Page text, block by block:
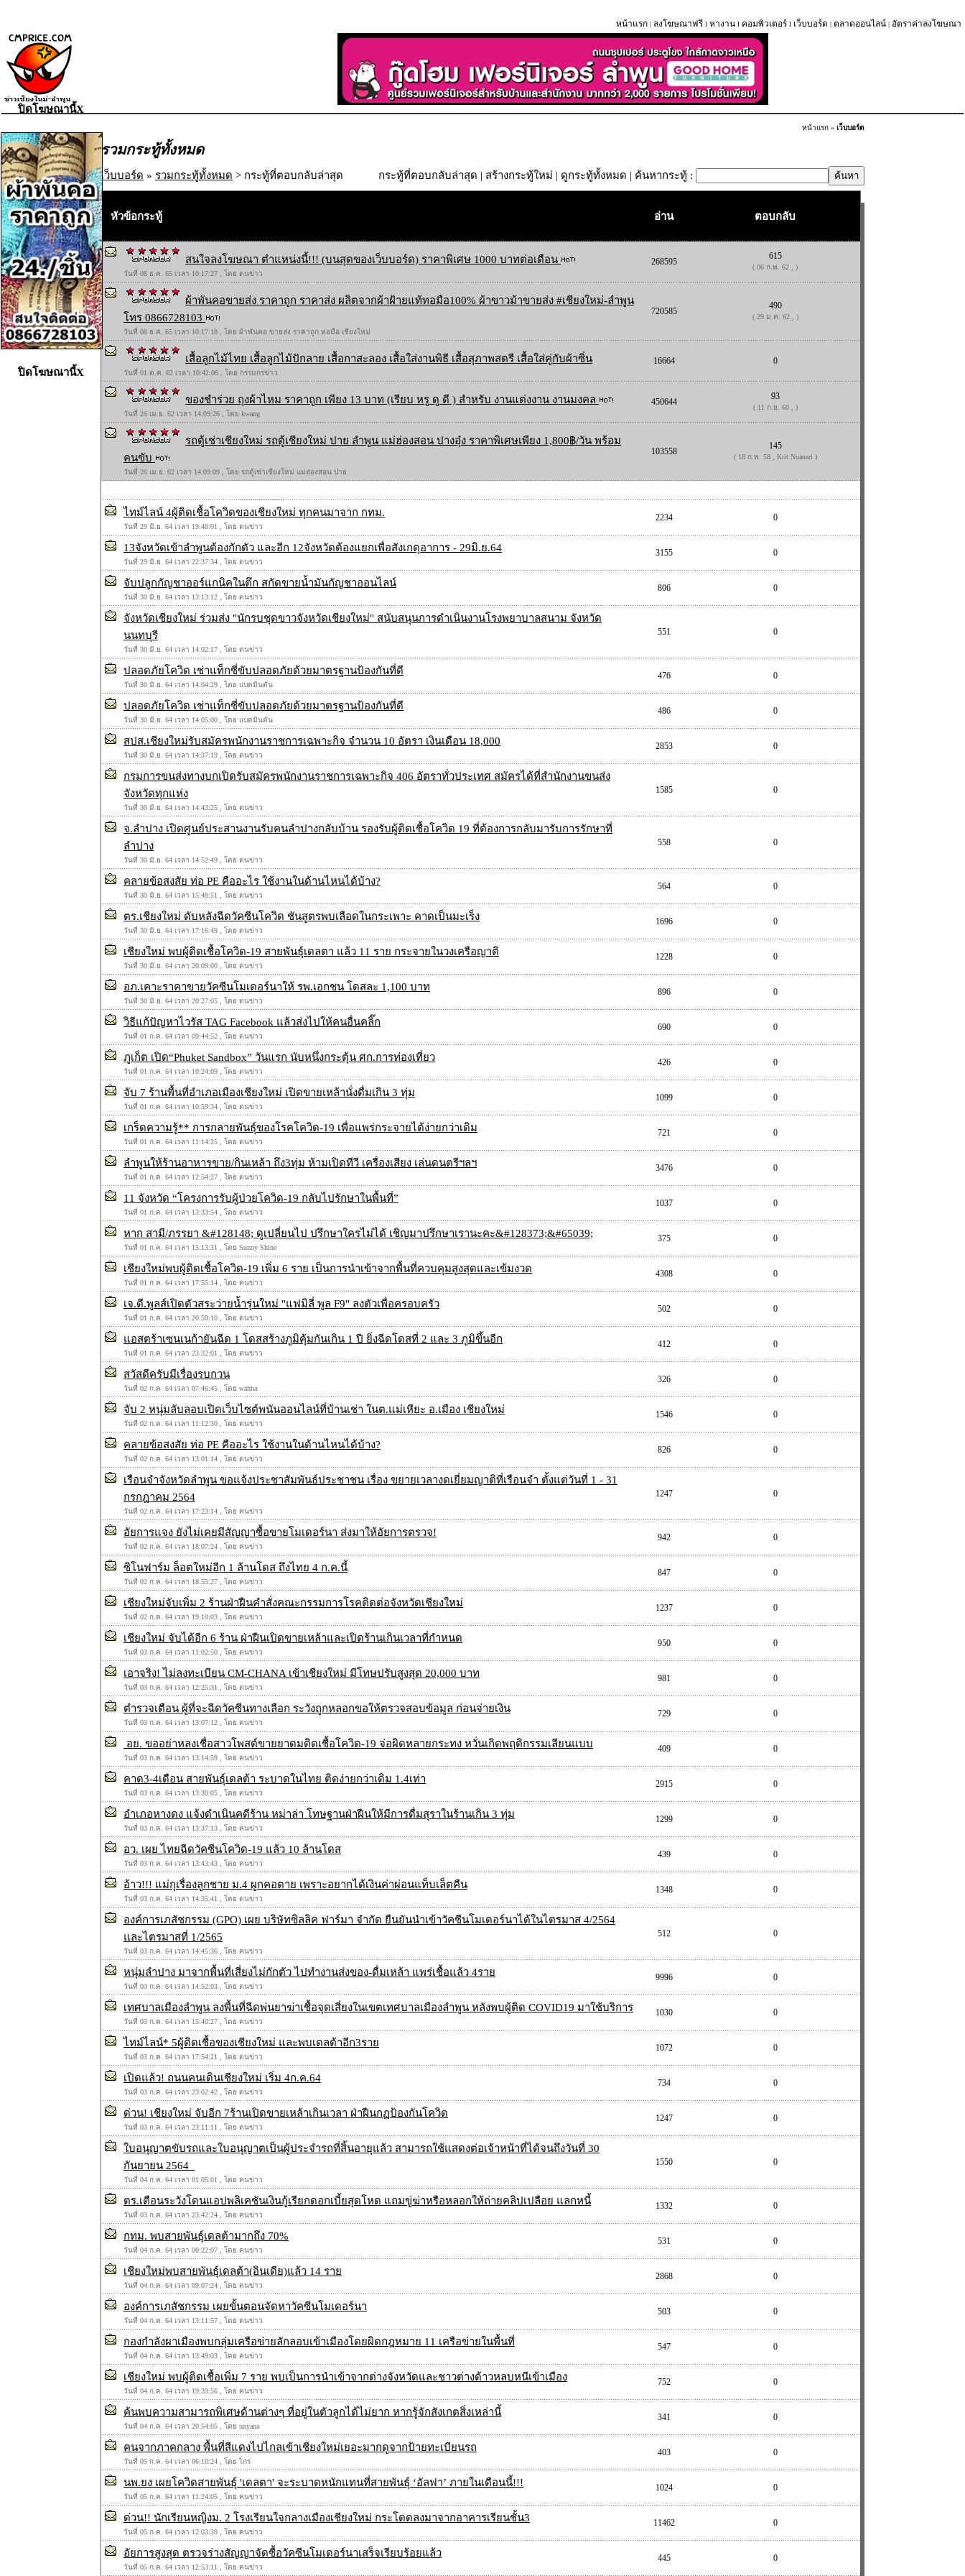
หน้าแรก | ลงโฆษณาฟรี l หางาน l คอมพิวเตอร์ l เว็บบอร์ด | ตลาดออนไลน์ | อัตราค่าลงโฆษณา
หน้าแรก » เว็บบอร์ด
รวมกระทู้ทั้งหมด
เว็บบอร์ด » รวมกระทู้ทั้งหมด > กระทู้ที่ตอบกลับล่าสุด กระทู้ที่ตอบกลับล่าสุด | สร้างกระทู้ใหม่ | ดูกระทู้ทั้งหมด | ค้นหากระทู้ :
หัวข้อกระทู้ อ่าน ตอบกลับ
สนใจลงโฆษณา ตำแหน่งนี้!!! (บนสุดของเว็บบอร์ด) ราคาพิเศษ 1000 บาทต่อเดือน
วันที่ 08 ธ.ค. 65 เวลา 10:17:27 , โดย ตนข่าว
268595
615
( 06 ก.พ. 62 , )
ผ้าพันคอขายส่ง ราคาถูก ราคาส่ง ผลิตจากผ้าฝ้ายแท้ทอมือ100% ผ้าขาวม้าขายส่ง #เชียงใหม่-ลำพูน
โทร 0866728103
วันที่ 08 ธ.ค. 65 เวลา 10:17:18 , โดย ผ้าพันคอ ขายส่ง ราคาถูก ทอมือ เชียงใหม่
720585
490
( 29 ม.ค. 62 , )
เสื้อลูกไม้ไทย เสื้อลูกไม้ปักลาย เสื้อกาสะลอง เสื้อใส่งานพิธี เสื้อสุภาพสตรี เสื้อใส่คู่กับผ้าซิ่น
วันที่ 01 ต.ค. 62 เวลา 10:42:06 , โดย กรรมกรข่าว
16664 0
ของชำร่วย ถุงผ้าไหม ราคาถูก เพียง 13 บาท (เรียบ หรู ดู ดี ) สำหรับ งานแต่งงาน งานมงคล
วันที่ 26 เม.ย. 62 เวลา 14:09:26 , โดย kwang
450644
93
( 11 ก.ย. 60 , )
รถตู้เช่าเชียงใหม่ รถตู้เชียงใหม่ ปาย ลำพูน แม่ฮ่องสอน ปางอุ๋ง ราคาพิเศษเพียง 1,800฿/วัน พร้อม
คนขับ
วันที่ 26 เม.ย. 62 เวลา 14:09:09 , โดย รถตู้เช่าเชียงใหม่ แม่ฮ่องสอน ปาย
103558
145
( 18 ก.พ. 58 , Krit Nuansri )
ไทม์ไลน์ 4ผู้ติดเชื้อโควิดของเชียงใหม่ ทุกคนมาจาก กทม.
วันที่ 29 มิ.ย. 64 เวลา 19:48:01 , โดย ตนข่าว
2234 0
13จังหวัดเข้าลำพูนต้องกักตัว และอีก 12จังหวัดต้องแยกเพื่อสังเกตุอาการ - 29มิ.ย.64
วันที่ 29 มิ.ย. 64 เวลา 22:37:34 , โดย ตนข่าว
3155 0
จับปลูกกัญชาออร์แกนิคในตึก สกัดขายน้ำมันกัญชาออนไลน์
วันที่ 30 มิ.ย. 64 เวลา 13:13:12 , โดย ตนข่าว
806 0
จังหวัดเชียงใหม่ ร่วมส่ง "นักรบชุดขาวจังหวัดเชียงใหม่" สนับสนุนการดำเนินงานโรงพยาบาลสนาม จังหวัด
นนทบุรี
วันที่ 30 มิ.ย. 64 เวลา 14:02:17 , โดย ตนข่าว
551 0
ปลอดภัยโควิด เช่าแท็กซี่ขับปลอดภัยด้วยมาตรฐานป้องกันที่ดี
วันที่ 30 มิ.ย. 64 เวลา 14:04:29 , โดย แบดมินตัน
476 0
ปลอดภัยโควิด เช่าแท็กซี่ขับปลอดภัยด้วยมาตรฐานป้องกันที่ดี
วันที่ 30 มิ.ย. 64 เวลา 14:05:00 , โดย แบดมินตัน
486 0
สปส.เชียงใหม่รับสมัครพนักงานราชการเฉพาะกิจ จำนวน 10 อัตรา เงินเดือน 18,000
วันที่ 30 มิ.ย. 64 เวลา 14:37:19 , โดย ตนข่าว
2853 0
กรมการขนส่งทางบกเปิดรับสมัครพนักงานราชการเฉพาะกิจ 406 อัตราทั่วประเทศ สมัครได้ที่สำนักงานขนส่ง
จังหวัดทุกแห่ง
วันที่ 30 มิ.ย. 64 เวลา 14:43:25 , โดย ตนข่าว
1585 0
จ.ลำปาง เปิดศูนย์ประสานงานรับคนลำปางกลับบ้าน รองรับผู้ติดเชื้อโควิด 19 ที่ต้องการกลับมารับการรักษาที่
ลำปาง
วันที่ 30 มิ.ย. 64 เวลา 14:52:49 , โดย ตนข่าว
558 0
คลายข้อสงสัย ท่อ PE คืออะไร ใช้งานในด้านไหนได้บ้าง?
วันที่ 30 มิ.ย. 64 เวลา 15:48:51 , โดย ตนข่าว
564 0
ตร.เชียงใหม่ ดับหลังฉีดวัคซีนโควิด ชันสูตรพบเลือดในกระเพาะ คาดเป็นมะเร็ง
วันที่ 30 มิ.ย. 64 เวลา 17:16:49 , โดย ตนข่าว
1696 0
เชียงใหม่ พบผู้ติดเชื้อโควิด-19 สายพันธุ์เดลตา แล้ว 11 ราย กระจายในวงเครือญาติ
วันที่ 30 มิ.ย. 64 เวลา 20:09:00 , โดย ตนข่าว
1228 0
อภ.เคาะราคาขายวัคซีนโมเดอร์นาให้ รพ.เอกชน โดสละ 1,100 บาท
วันที่ 30 มิ.ย. 64 เวลา 20:27:05 , โดย ตนข่าว
896 0
วิธีแก้ปัญหาไวรัส TAG Facebook แล้วส่งไปให้คนอื่นคลิ๊ก
วันที่ 01 ก.ค. 64 เวลา 09:44:52 , โดย ตนข่าว
690 0
ภูเก็ต เปิด“Phuket Sandbox” วันแรก นับหนึ่งกระตุ้น ศก.การท่องเที่ยว
วันที่ 01 ก.ค. 64 เวลา 10:24:09 , โดย ตนข่าว
426 0
จับ 7 ร้านพื้นที่อำเภอเมืองเชียงใหม่ เปิดขายเหล้านั่งดื่มเกิน 3 ทุ่ม
วันที่ 01 ก.ค. 64 เวลา 10:59:34 , โดย ตนข่าว
1099 0
เกร็ดความรู้** การกลายพันธุ์ของโรคโควิด-19 เพื่อแพร่กระจายได้ง่ายกว่าเดิม
วันที่ 01 ก.ค. 64 เวลา 11:14:25 , โดย ตนข่าว
721 0
ลำพูนให้ร้านอาหารขาย/กินเหล้า ถึง3ทุ่ม ห้ามเปิดทีวี เครื่องเสียง เล่นดนตรีฯลฯ
วันที่ 01 ก.ค. 64 เวลา 12:54:27 , โดย ตนข่าว
3476 0
11 จังหวัด “โครงการรับผู้ป่วยโควิด-19 กลับไปรักษาในพื้นที่”
วันที่ 01 ก.ค. 64 เวลา 13:33:54 , โดย ตนข่าว
1037 0
หาก สามี/ภรรยา &#128148; ดูเปลี่ยนไป ปรึกษาใครไม่ได้ เชิญมาปรึกษาเรานะคะ&#128373;&#65039;
วันที่ 01 ก.ค. 64 เวลา 15:13:31 , โดย Sunny Shine
375 0
เชียงใหม่พบผู้ติดเชื้อโควิด-19 เพิ่ม 6 ราย เป็นการนำเข้าจากพื้นที่ควบคุมสูงสุดและเข้มงวด
วันที่ 01 ก.ค. 64 เวลา 17:55:14 , โดย คนข่าว
4308 0
เจ.ดี.พูลส์เปิดตัวสระว่ายน้ำรุ่นใหม่ ''แฟมิลี่ พูล F9'' ลงตัวเพื่อครอบครัว
วันที่ 01 ก.ค. 64 เวลา 20:50:10 , โดย ตนข่าว
502 0
แอสตร้าเซนเนก้ายันฉีด 1 โดสสร้างภูมิคุ้มกันเกิน 1 ปี ยิ่งฉีดโดสที่ 2 และ 3 ภูมิขึ้นอีก
วันที่ 01 ก.ค. 64 เวลา 23:32:01 , โดย ตนข่าว
412 0
สวัสดีครับมีเรื่องรบกวน
วันที่ 02 ก.ค. 64 เวลา 07:46:45 , โดย wahha
326 0
จับ 2 หนุ่มลับลอบเปิดเว็บไซต์พนันออนไลน์ที่บ้านเช่า ในต.แม่เหียะ อ.เมือง เชียงใหม่
วันที่ 02 ก.ค. 64 เวลา 11:12:30 , โดย ตนข่าว
1546 0
คลายข้อสงสัย ท่อ PE คืออะไร ใช้งานในด้านไหนได้บ้าง?
วันที่ 02 ก.ค. 64 เวลา 13:01:14 , โดย ตนข่าว
826 0
เรือนจำจังหวัดลำพูน ขอแจ้งประชาสัมพันธ์ประชาชน เรื่อง ขยายเวลางดเยี่ยมญาติที่เรือนจำ ตั้งแต่วันที่ 1 - 31
กรกฎาคม 2564
วันที่ 02 ก.ค. 64 เวลา 17:23:14 , โดย คนข่าว
1247 0
อัยการแจง ยังไม่เคยมีสัญญาซื้อขายโมเดอร์นา ส่งมาให้อัยการตรวจ!
วันที่ 02 ก.ค. 64 เวลา 18:07:24 , โดย คนข่าว
942 0
ซิโนฟาร์ม ล็อตใหม่อีก 1 ล้านโดส ถึงไทย 4 ก.ค.นี้
วันที่ 02 ก.ค. 64 เวลา 18:55:27 , โดย คนข่าว
847 0
เชียงใหม่จับเพิ่ม 2 ร้านฝ่าฝืนคำสั่งคณะกรรมการโรคติดต่อจังหวัดเชียงใหม่
วันที่ 02 ก.ค. 64 เวลา 19:10:03 , โดย คนข่าว
1237 0
เชียงใหม่ จับได้อีก 6 ร้าน ฝ่าฝืนเปิดขายเหล้าและเปิดร้านเกินเวลาที่กำหนด
วันที่ 03 ก.ค. 64 เวลา 11:02:50 , โดย ตนข่าว
950 0
เอาจริง! ไม่ลงทะเบียน CM-CHANA เข้าเชียงใหม่ มีโทษปรับสูงสุด 20,000 บาท
วันที่ 03 ก.ค. 64 เวลา 12:25:31 , โดย ตนข่าว
981 0
ตำรวจเตือน ผู้ที่จะฉีดวัคซีนทางเลือก ระวังถูกหลอกขอให้ตรวจสอบข้อมูล ก่อนจ่ายเงิน
วันที่ 03 ก.ค. 64 เวลา 13:07:12 , โดย คนข่าว
729 0
อย. ขออย่าหลงเชื่อสาวโพสต์ขายยาดมติดเชื้อโควิด-19 จ่อผิดหลายกระทง หวั่นเกิดพฤติกรรมเลียนแบบ
วันที่ 03 ก.ค. 64 เวลา 13:14:59 , โดย คนข่าว
409 0
คาด3-4เดือน สายพันธุ์เดลต้า ระบาดในไทย ติดง่ายกว่าเดิม 1.4เท่า
วันที่ 03 ก.ค. 64 เวลา 13:30:05 , โดย ตนข่าว
2915 0
อำเภอหางดง แจ้งดำเนินคดีร้าน หม่าล่า โทษฐานฝ่าฝืนให้มีการดื่มสุราในร้านเกิน 3 ทุ่ม
วันที่ 03 ก.ค. 64 เวลา 13:37:13 , โดย คนข่าว
1299 0
อว. เผย ไทยฉีดวัคซีนโควิด-19 แล้ว 10 ล้านโดส
วันที่ 03 ก.ค. 64 เวลา 13:43:43 , โดย คนข่าว
439 0
อ้าว!!! แม่กุเรื่องลูกชาย ม.4 ผูกคอตาย เพราะอยากได้เงินค่าผ่อนแท็บเล็ตคืน
วันที่ 03 ก.ค. 64 เวลา 14:35:41 , โดย ตนข่าว
1348 0
องค์การเภสัชกรรม (GPO) เผย บริษัทซิลลิค ฟาร์มา จำกัด ยืนยันนำเข้าวัคซีนโมเดอร์นาได้ในไตรมาส 4/2564
และไตรมาสที่ 1/2565
วันที่ 03 ก.ค. 64 เวลา 14:45:36 , โดย คนข่าว
512 0
หนุ่มลำปาง มาจากพื้นที่เสี่ยงไม่กักตัว ไปทำงานส่งของ-ดื่มเหล้า แพร่เชื้อแล้ว 4ราย
วันที่ 03 ก.ค. 64 เวลา 14:52:03 , โดย ตนข่าว
9996 0
เทศบาลเมืองลำพูน ลงพื้นที่ฉีดพ่นยาฆ่าเชื้อจุดเสี่ยงในเขตเทศบาลเมืองลำพูน หลังพบผู้ติด COVID19 มาใช้บริการ
วันที่ 03 ก.ค. 64 เวลา 15:40:27 , โดย คนข่าว
1030 0
ไทม์ไลน์* 5ผู้ติดเชื้อของเชียงใหม่ และพบเดลต้าอีก3ราย
วันที่ 03 ก.ค. 64 เวลา 17:54:21 , โดย ตนข่าว
1072 0
เปิดแล้ว! ถนนคนเดินเชียงใหม่ เริ่ม 4ก.ค.64
วันที่ 03 ก.ค. 64 เวลา 23:02:42 , โดย ตนข่าว
734 0
ด่วน! เชียงใหม่ จับอีก 7ร้านเปิดขายเหล้าเกินเวลา ฝ่าฝืนกฏป้องกันโควิด
วันที่ 03 ก.ค. 64 เวลา 23:11:11 , โดย ตนข่าว
1247 0
ใบอนุญาตขับรถและใบอนุญาตเป็นผู้ประจำรถที่สิ้นอายุแล้ว สามารถใช้แสดงต่อเจ้าหน้าที่ได้จนถึงวันที่ 30
กันยายน 2564
วันที่ 04 ก.ค. 64 เวลา 01:05:01 , โดย คนข่าว
1550 0
ตร.เตือนระวังโดนแอปพลิเคชันเงินกู้เรียกดอกเบี้ยสุดโหด แถมขู่ฆ่าหรือหลอกให้ถ่ายคลิปเปลือย แลกหนี้
วันที่ 03 ก.ค. 64 เวลา 23:42:24 , โดย คนข่าว
1332 0
กทม. พบสายพันธุ์เดลต้ามากถึง 70%
วันที่ 04 ก.ค. 64 เวลา 00:22:07 , โดย คนข่าว
531 0
เชียงใหม่พบสายพันธุ์เดลต้า(อินเดีย)แล้ว 14 ราย
วันที่ 04 ก.ค. 64 เวลา 09:07:24 , โดย คนข่าว
2868 0
องค์การเภสัชกรรม เผยขั้นตอนจัดหาวัคซีนโมเดอร์นา
วันที่ 04 ก.ค. 64 เวลา 13:11:57 , โดย ตนข่าว
503 0
กองกำลังผาเมืองพบกลุ่มเครือข่ายลักลอบเข้าเมืองโดยผิดกฎหมาย 11 เครือข่ายในพื้นที่
วันที่ 04 ก.ค. 64 เวลา 13:49:03 , โดย คนข่าว
547 0
เชียงใหม่ พบผู้ติดเชื้อเพิ่ม 7 ราย พบเป็นการนำเข้าจากต่างจังหวัดและชาวต่างด้าวหลบหนีเข้าเมือง
วันที่ 04 ก.ค. 64 เวลา 19:39:56 , โดย คนข่าว
752 0
ค้นพบความสามารถพิเศษด้านต่างๆ ที่อยู่ในตัวลูกได้ไม่ยาก หากรู้จักสังเกตสิ่งเหล่านี้
วันที่ 04 ก.ค. 64 เวลา 20:54:05 , โดย unyana
341 0
คนจากภาคกลาง พื้นที่สีแดงไปไกลเข้าเชียงใหม่เยอะมากดูจากป้ายทะเบียนรถ
วันที่ 05 ก.ค. 64 เวลา 06:10:24 , โดย ไกร
403 0
นพ.ยง เผยโควิดสายพันธุ์ 'เดลตา' จะระบาดหนักแทนที่สายพันธุ์ ‘อัลฟา’ ภายในเดือนนี้!!!
วันที่ 05 ก.ค. 64 เวลา 11:24:05 , โดย คนข่าว
1024 0
ด่วน!! นักเรียนหญิงม. 2 โรงเรียนใจกลางเมืองเชียงใหม่ กระโดดลงมาจากอาคารเรียนชั้น3
วันที่ 05 ก.ค. 64 เวลา 12:03:39 , โดย คนข่าว
11462 0
อัยการสูงสุด ตรวจร่างสัญญาจัดซื้อวัคซีนโมเดอร์นาเสร็จเรียบร้อยแล้ว
วันที่ 05 ก.ค. 64 เวลา 12:53:11 , โดย คนข่าว
445 0
ปิดโฆษณานี้X
ปิดโฆษณานี้X